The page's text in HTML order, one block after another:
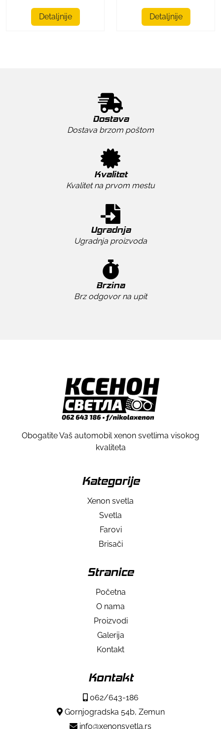
Detaljnije Detaljnije
Dostava
Dostava brzom poštom
Kvalitet
Kvalitet na prvom mestu
Ugradnja
Ugradnja proizvoda
Brzina
Brz odgovor na upit
Obogatite Vaš automobil xenon svetlima visokog
kvaliteta
Kategorije
Xenon svetla
Svetla
Farovi
Brisači
Stranice
Početna
O nama
Proizvodi
Galerija
Kontakt
Kontakt
062/643-186
Gornjogradska 54b, Zemun
info@xenonsvetla.rs